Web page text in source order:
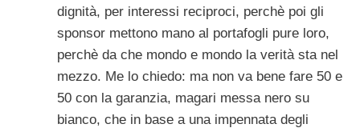
dignità, per interessi reciproci, perchè poi gli
sponsor mettono mano al portafogli pure loro,
perchè da che mondo e mondo la verità sta nel
mezzo. Me lo chiedo: ma non va bene fare 50 e
50 con la garanzia, magari messa nero su
bianco, che in base a una impennata degli